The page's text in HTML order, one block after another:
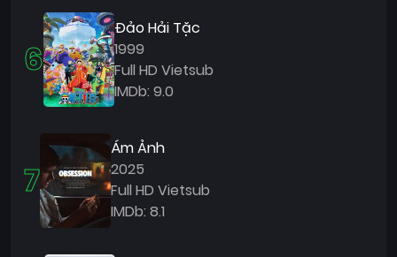
6
Đảo Hải Tặc
1999
Full HD Vietsub
IMDb: 9.0
7
Ám Ảnh
2025
Full HD Vietsub
IMDb: 8.1